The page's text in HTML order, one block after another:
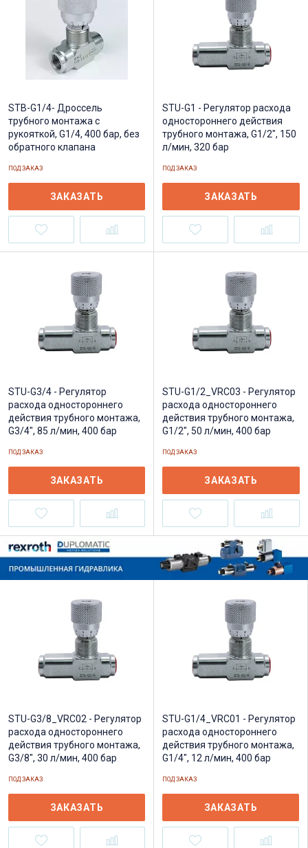
STB-G1/4- Дроссель
трубного монтажа c
рукояткой, G1/4, 400 бар, без
обратного клапана
ПОД ЗАКАЗ
ЗАКАЗАТЬ
STU-G1 - Регулятор расхода
одностороннего действия
трубного монтажа, G1/2", 150
л/мин, 320 бар
ПОД ЗАКАЗ
ЗАКАЗАТЬ
STU-G3/4 - Регулятор
расхода одностороннего
действия трубного монтажа,
G3/4", 85 л/мин, 400 бар
ПОД ЗАКАЗ
ЗАКАЗАТЬ
STU-G1/2_VRC03 - Регулятор
расхода одностороннего
действия трубного монтажа,
G1/2", 50 л/мин, 400 бар
ПОД ЗАКАЗ
ЗАКАЗАТЬ
STU-G3/8_VRC02 - Регулятор
расхода одностороннего
действия трубного монтажа,
G3/8", 30 л/мин, 400 бар
ПОД ЗАКАЗ
ЗАКАЗАТЬ
STU-G1/4_VRC01 - Регулятор
расхода одностороннего
действия трубного монтажа,
G1/4", 12 л/мин, 400 бар
ПОД ЗАКАЗ
ЗАКАЗАТЬ